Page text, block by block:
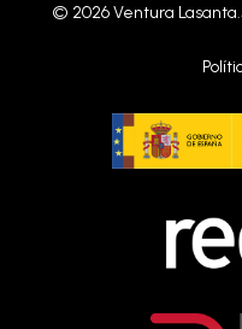
© 2026 Ventura Lasanta.